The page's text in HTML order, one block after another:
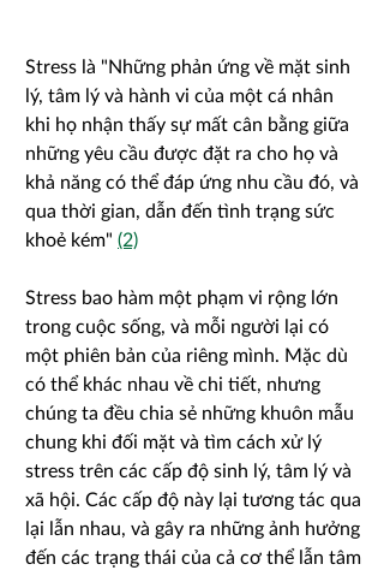
Stress là "Những phản ứng về mặt sinh
lý, tâm lý và hành vi của một cá nhân
khi họ nhận thấy sự mất cân bằng giữa
những yêu cầu được đặt ra cho họ và
khả năng có thể đáp ứng nhu cầu đó, và
qua thời gian, dẫn đến tình trạng sức
khoẻ kém" (2)
Stress bao hàm một phạm vi rộng lớn
trong cuộc sống, và mỗi người lại có
một phiên bản của riêng mình. Mặc dù
có thể khác nhau về chi tiết, nhưng
chúng ta đều chia sẻ những khuôn mẫu
chung khi đối mặt và tìm cách xử lý
stress trên các cấp độ sinh lý, tâm lý và
xã hội. Các cấp độ này lại tương tác qua
lại lẫn nhau, và gây ra những ảnh hưởng
đến các trạng thái của cả cơ thể lẫn tâm